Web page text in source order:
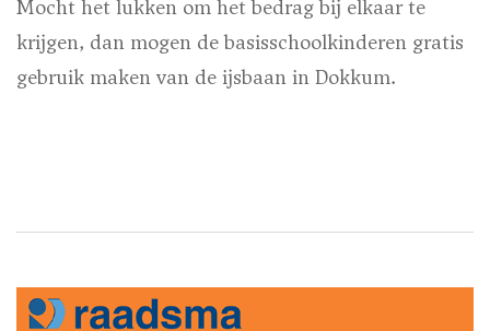
Mocht het lukken om het bedrag bij elkaar te
krijgen, dan mogen de basisschoolkinderen gratis
gebruik maken van de ijsbaan in Dokkum.